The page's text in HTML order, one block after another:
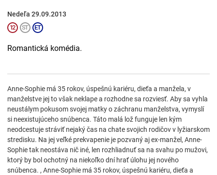
Nedeľa 29.09.2013
Romantická komédia.
Anne-Sophie má 35 rokov, úspešnú kariéru, dieťa a manžela, v
manželstve jej to však neklape a rozhodne sa rozviesť. Aby sa vyhla
neustálym pokusom svojej matky o záchranu manželstva, vymyslí
si neexistujúceho snúbenca. Táto malá lož funguje len kým
neodcestuje stráviť nejaký čas na chate svojich rodičov v lyžiarskom
stredisku. Na jej veľké prekvapenie je pozvaný aj ex-manžel, Anne-
Sophie tak neostáva nič iné, len rozhliadnuť sa na svahu po mužovi,
ktorý by bol ochotný na niekoľko dní hrať úlohu jej nového
snúbenca. , Anne-Sophie má 35 rokov, úspešnú kariéru, dieťa a